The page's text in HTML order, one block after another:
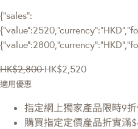
{"sales":
HK$2,800 HK$2,520
適用優惠
指定網上獨家產品限時9
購買指定定價產品折實滿